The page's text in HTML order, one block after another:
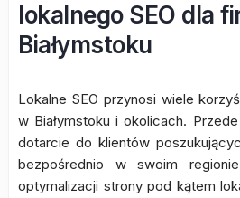
lokalnego SEO dla
Białymstoku
Lokalne SEO przynosi wiele
w Białymstoku i okolicach.
dotarcie do klientów
bezpośrednio w swoim
optymalizacji strony pod kątem